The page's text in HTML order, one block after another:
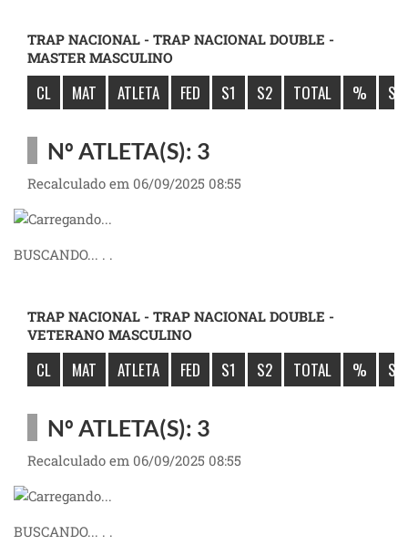
TRAP NACIONAL - TRAP NACIONAL DOUBLE -
MASTER MASCULINO
CL MAT ATLETA FED S1 S2 TOTAL %
Nº ATLETA(S): 3
Recalculado em 06/09/2025 08:55
BUSCANDO... . .
TRAP NACIONAL - TRAP NACIONAL DOUBLE -
VETERANO MASCULINO
CL MAT ATLETA FED S1 S2 TOTAL %
Nº ATLETA(S): 3
Recalculado em 06/09/2025 08:55
BUSCANDO... . .